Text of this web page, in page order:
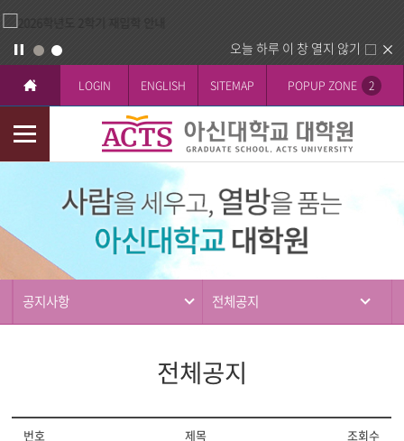
오늘 하루 이 창 열지 않기
LOGIN ENGLISH SITEMAP POPUP ZONE 2
모
바
티
공지사항 전체공지
전체공지
번호 제목 조회수